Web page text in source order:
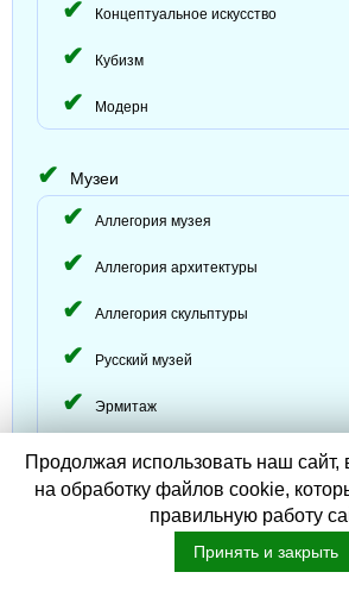
Концептуальное искусство
Кубизм
Модерн
Музеи
Аллегория музея
Аллегория архитектуры
Аллегория скульптуры
Русский музей
Эрмитаж
Прадо
Дрезденская галерея
Продолжая использовать наш сайт,
на обработку файлов cookie,
правильную работу
Принять и закрыть